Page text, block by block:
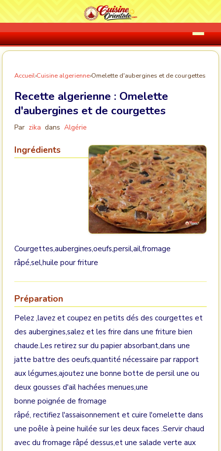
Accueil›Cuisine algerienne›Omelette d'aubergines et de courgettes
Recette algerienne : Omelette
d'aubergines et de courgettes
Par zika dans Algérie
Ingrédients
Courgettes,aubergines,oeufs,persil,ail,fromage
râpé,sel,huile pour friture
Préparation
Pelez ,lavez et coupez en petits dés des courgettes et
des aubergines,salez et les frire dans une friture bien
chaude.Les retirez sur du papier absorbant,dans une
jatte battre des oeufs,quantité nécessaire par rapport
aux légumes,ajoutez une bonne botte de persil une ou
deux gousses d'ail hachées menues,une
bonne poignée de fromage
râpé, rectifiez l'assaisonnement et cuire l'omelette dans
une poêle à peine huilée sur les deux faces .Servir chaud
avec du fromage râpé dessus,et une salade verte aux